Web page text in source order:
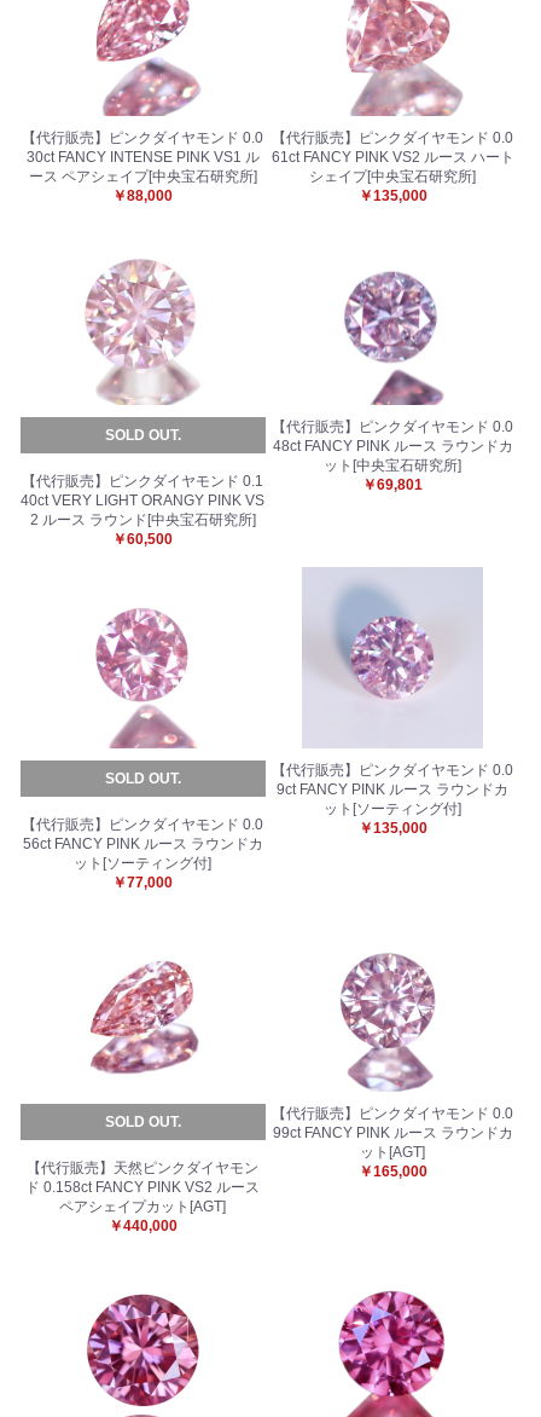
【代行販売】ピンクダイヤモンド 0.0
30ct FANCY INTENSE PINK VS1 ル
ース ペアシェイプ[中央宝石研究所]
￥88,000
【代行販売】ピンクダイヤモンド 0.0
61ct FANCY PINK VS2 ルース ハート
シェイプ[中央宝石研究所]
￥135,000
SOLD OUT.
【代行販売】ピンクダイヤモンド 0.1
40ct VERY LIGHT ORANGY PINK VS
2 ルース ラウンド[中央宝石研究所]
￥60,500
【代行販売】ピンクダイヤモンド 0.0
48ct FANCY PINK ルース ラウンドカ
ット[中央宝石研究所]
￥69,801
SOLD OUT.
【代行販売】ピンクダイヤモンド 0.0
56ct FANCY PINK ルース ラウンドカ
ット[ソーティング付]
￥77,000
【代行販売】ピンクダイヤモンド 0.0
9ct FANCY PINK ルース ラウンドカ
ット[ソーティング付]
￥135,000
SOLD OUT.
【代行販売】天然ピンクダイヤモン
ド 0.158ct FANCY PINK VS2 ルース
ペアシェイプカット[AGT]
￥440,000
【代行販売】ピンクダイヤモンド 0.0
99ct FANCY PINK ルース ラウンドカ
ット[AGT]
￥165,000